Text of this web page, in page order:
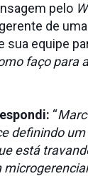
pelo
de
sua equipe
faço para
“
definindo
está